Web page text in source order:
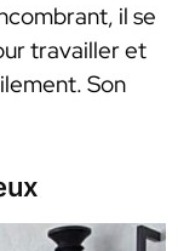
il se
travailler et
Son